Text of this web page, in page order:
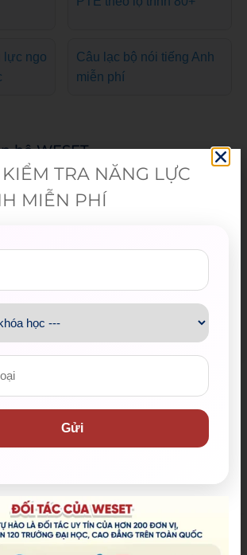
lực ngo
Câu lạc bộ nói tiếng Anh
miễn phí
hệ WESET
028 38 38 38 77
tin ngay hoặcđăng ký tư vấn
là đối tác uy tín của hơn 200 đơn vị,
quốc.​
TRA NĂNG LỰC
MIỄN PHÍ
Gửi